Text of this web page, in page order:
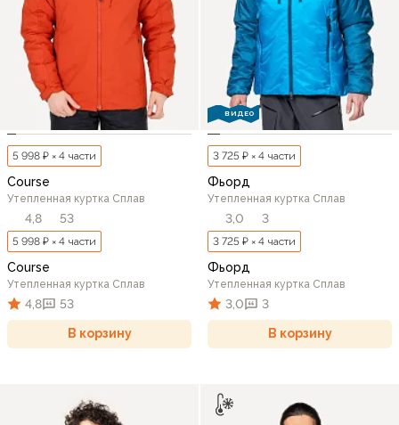
5 998 ₽ × 4 части
Course
Утепленная куртка Сплав
4,8 53
5 998 ₽ × 4 части
Course
Утепленная куртка Сплав
4,8 53
В корзину
ВИДЕО
3 725 ₽ × 4 части
Фьорд
Утепленная куртка Сплав
3,0 3
3 725 ₽ × 4 части
Фьорд
Утепленная куртка Сплав
3,0 3
В корзину